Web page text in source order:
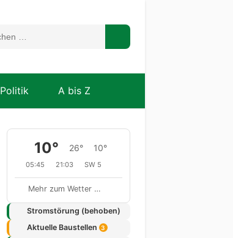
Politik A bis Z
10° 26° 10°
05:45 21:03 SW 5
Mehr zum Wetter …
Stromstörung (behoben)
Aktuelle Baustellen
3